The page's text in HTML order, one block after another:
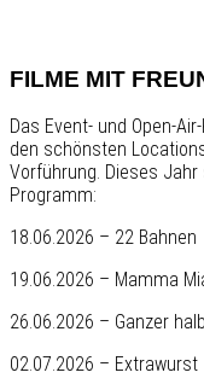
FILME MIT
Das Event- und Open-
den schönsten
Vorführung. Dieses
Programm:
18.06.2026 – 22 Bahnen
19.06.2026 – Mamma
26.06.2026 – Ganzer
02.07.2026 – Extrawurst